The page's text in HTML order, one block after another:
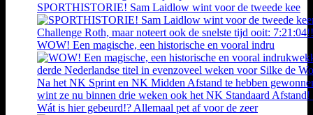
SPORTHISTORIE! Sam Laidlow wint voor de tweede kee
WOW! Een magische, een historische en vooral indru
Wát is hier gebeurd!? Allemaal pet af voor de zeer